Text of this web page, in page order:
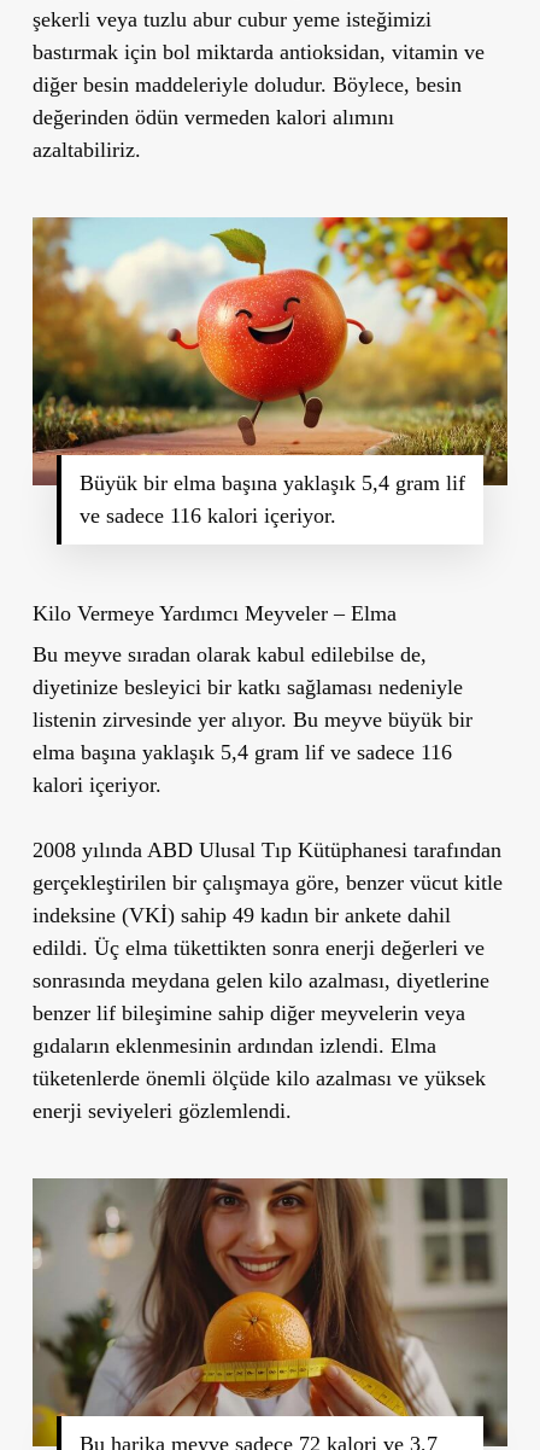
şekerli veya tuzlu abur cubur yeme isteğimizi
bastırmak için bol miktarda antioksidan, vitamin ve
diğer besin maddeleriyle doludur. Böylece, besin
değerinden ödün vermeden kalori alımını
azaltabiliriz.
Büyük bir elma başına yaklaşık 5,4 gram lif
ve sadece 116 kalori içeriyor.
Kilo Vermeye Yardımcı Meyveler – Elma
Bu meyve sıradan olarak kabul edilebilse de,
diyetinize besleyici bir katkı sağlaması nedeniyle
listenin zirvesinde yer alıyor. Bu meyve büyük bir
elma başına yaklaşık 5,4 gram lif ve sadece 116
kalori içeriyor.
2008 yılında ABD Ulusal Tıp Kütüphanesi tarafından
gerçekleştirilen bir çalışmaya göre, benzer vücut kitle
indeksine (VKİ) sahip 49 kadın bir ankete dahil
edildi. Üç elma tükettikten sonra enerji değerleri ve
sonrasında meydana gelen kilo azalması, diyetlerine
benzer lif bileşimine sahip diğer meyvelerin veya
gıdaların eklenmesinin ardından izlendi. Elma
tüketenlerde önemli ölçüde kilo azalması ve yüksek
enerji seviyeleri gözlemlendi.
Bu harika meyve sadece 72 kalori ve 3,7